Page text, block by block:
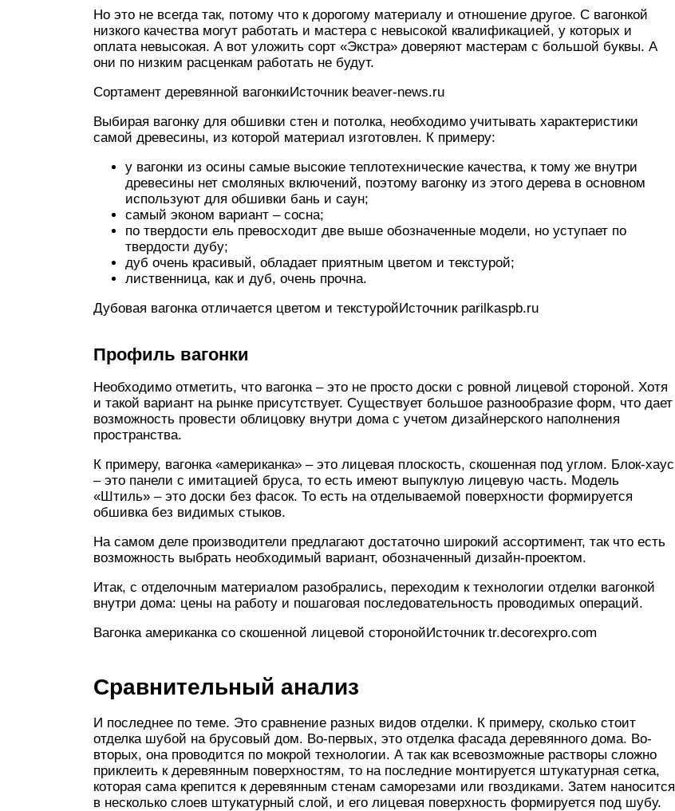
Но это не всегда так, потому что к дорогому материалу и отношение другое. С вагонкой
низкого качества могут работать и мастера с невысокой квалификацией, у которых и
оплата невысокая. А вот уложить сорт «Экстра» доверяют мастерам с большой буквы. А
они по низким расценкам работать не будут.
Сортамент деревянной вагонкиИсточник beaver-news.ru
Выбирая вагонку для обшивки стен и потолка, необходимо учитывать характеристики
самой древесины, из которой материал изготовлен. К примеру:
у вагонки из осины самые высокие теплотехнические качества, к тому же внутри
древесины нет смоляных включений, поэтому вагонку из этого дерева в основном
используют для обшивки бань и саун;
самый эконом вариант – сосна;
по твердости ель превосходит две выше обозначенные модели, но уступает по
твердости дубу;
дуб очень красивый, обладает приятным цветом и текстурой;
лиственница, как и дуб, очень прочна.
Дубовая вагонка отличается цветом и текстуройИсточник parilkaspb.ru
Профиль вагонки
Необходимо отметить, что вагонка – это не просто доски с ровной лицевой стороной. Хотя
и такой вариант на рынке присутствует. Существует большое разнообразие форм, что дает
возможность провести облицовку внутри дома с учетом дизайнерского наполнения
пространства.
К примеру, вагонка «американка» – это лицевая плоскость, скошенная под углом. Блок-хаус
– это панели с имитацией бруса, то есть имеют выпуклую лицевую часть. Модель
«Штиль» – это доски без фасок. То есть на отделываемой поверхности формируется
обшивка без видимых стыков.
На самом деле производители предлагают достаточно широкий ассортимент, так что есть
возможность выбрать необходимый вариант, обозначенный дизайн-проектом.
Итак, с отделочным материалом разобрались, переходим к технологии отделки вагонкой
внутри дома: цены на работу и пошаговая последовательность проводимых операций.
Вагонка американка со скошенной лицевой сторонойИсточник tr.decorexpro.com
Сравнительный анализ
И последнее по теме. Это сравнение разных видов отделки. К примеру, сколько стоит
отделка шубой на брусовый дом. Во-первых, это отделка фасада деревянного дома. Во-
вторых, она проводится по мокрой технологии. А так как всевозможные растворы сложно
приклеить к деревянным поверхностям, то на последние монтируется штукатурная сетка,
которая сама крепится к деревянным стенам саморезами или гвоздиками. Затем наносится
в несколько слоев штукатурный слой, и его лицевая поверхность формируется под шубу.